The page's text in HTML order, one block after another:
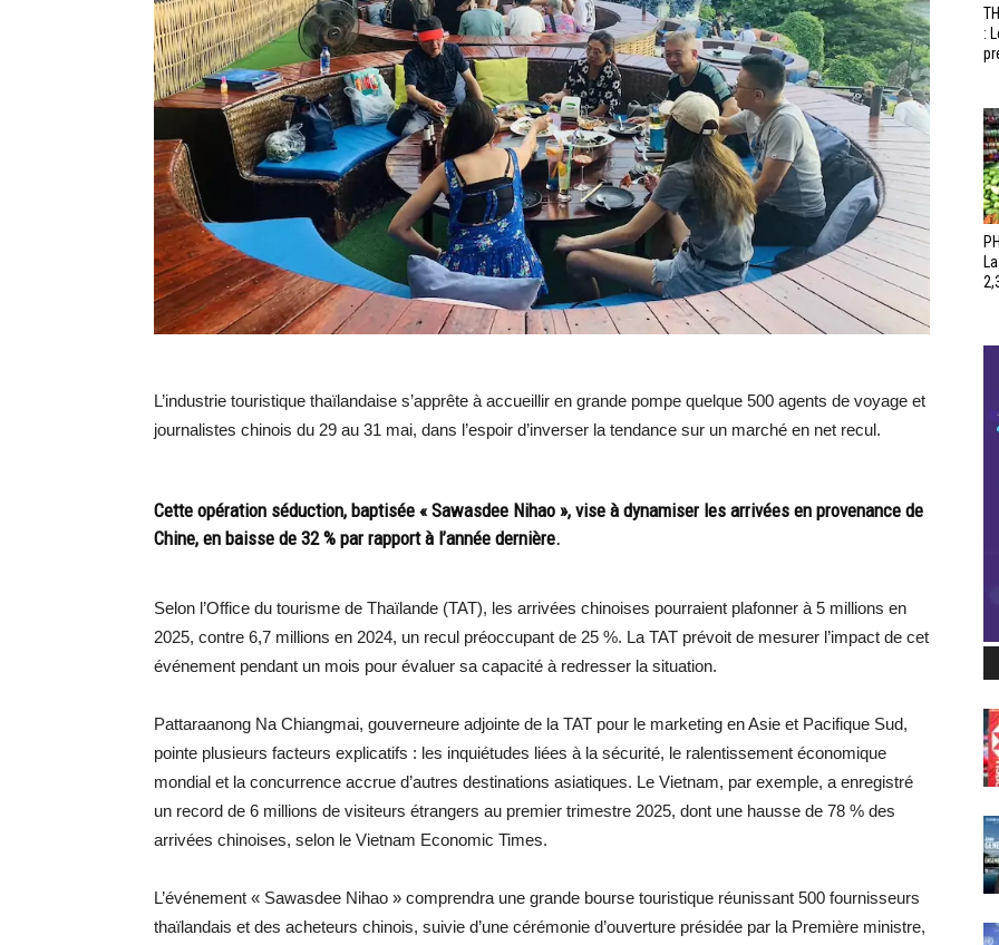
L’industrie touristique thaïlandaise s’apprête à accueillir en grande pompe quelque 500 agents de voyage et
journalistes chinois du 29 au 31 mai, dans l’espoir d’inverser la tendance sur un marché en net recul.
Cette opération séduction, baptisée « Sawasdee Nihao », vise à dynamiser les arrivées en provenance de
Chine, en baisse de 32 % par rapport à l’année dernière.
Selon l’Office du tourisme de Thaïlande (TAT), les arrivées chinoises pourraient plafonner à 5 millions en
2025, contre 6,7 millions en 2024, un recul préoccupant de 25 %. La TAT prévoit de mesurer l’impact de cet
événement pendant un mois pour évaluer sa capacité à redresser la situation.
Pattaraanong Na Chiangmai, gouverneure adjointe de la TAT pour le marketing en Asie et Pacifique Sud,
pointe plusieurs facteurs explicatifs : les inquiétudes liées à la sécurité, le ralentissement économique
mondial et la concurrence accrue d’autres destinations asiatiques. Le Vietnam, par exemple, a enregistré
un record de 6 millions de visiteurs étrangers au premier trimestre 2025, dont une hausse de 78 % des
arrivées chinoises, selon le Vietnam Economic Times.
L’événement « Sawasdee Nihao » comprendra une grande bourse touristique réunissant 500 fournisseurs
thaïlandais et des acheteurs chinois, suivie d’une cérémonie d’ouverture présidée par la Première ministre,
: